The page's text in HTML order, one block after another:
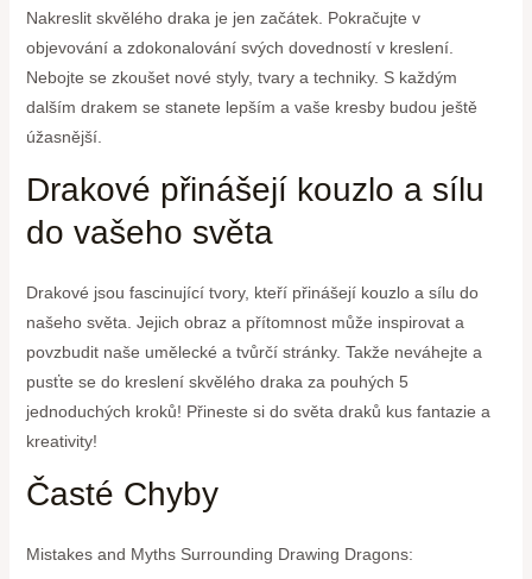
Nakreslit skvělého draka je jen začátek. Pokračujte v
objevování a zdokonalování svých dovedností v kreslení.
Nebojte se zkoušet nové styly, tvary a techniky. S každým
dalším drakem se stanete lepším a vaše kresby budou ještě
úžasnější.
Drakové přinášejí kouzlo a sílu
do vašeho světa
Drakové jsou fascinující tvory, kteří přinášejí kouzlo a sílu do
našeho světa. Jejich obraz a přítomnost může inspirovat a
povzbudit naše umělecké a tvůrčí stránky. Takže neváhejte a
pusťte se do kreslení skvělého draka za pouhých 5
jednoduchých kroků! Přineste si do světa draků kus fantazie a
kreativity!
Časté Chyby
Mistakes and Myths Surrounding Drawing Dragons: